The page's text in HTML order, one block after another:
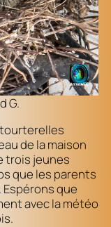
G.
tourterelles
de la maison
trois jeunes
que les parents
que
avec la météo